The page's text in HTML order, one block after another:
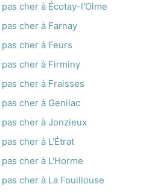
cher à Écotay-l'Olme
cher à Farnay
cher à Feurs
cher à Firminy
cher à Fraisses
cher à Genilac
cher à Jonzieux
cher à L'Étrat
cher à L'Horme
cher à La Fouillouse